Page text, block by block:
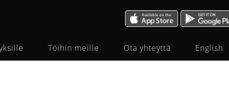
Töihin meille Ota yhteyttä English